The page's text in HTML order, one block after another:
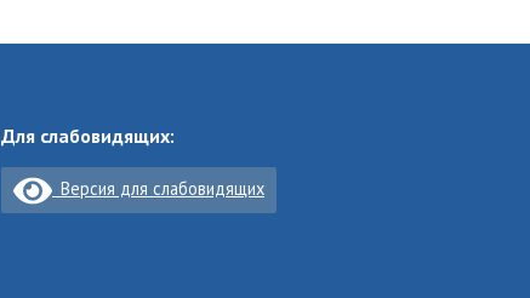
Для слабовидящих:
Версия для слабовидящих